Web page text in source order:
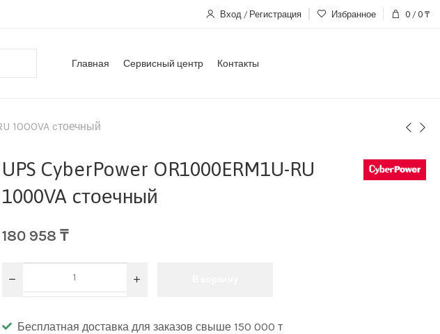
Вход / Регистрация Избранное 0 / 0 ₸
Главная Сервисный центр Контакты
1000VA cтоечный
UPS CyberPower OR1000ERM1U-RU
1000VA cтоечный
180 958 ₸
Бесплатная доставка для заказов свыше 150 000 т